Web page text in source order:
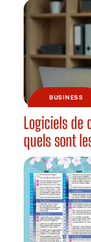
BUSINESS
Logiciels de
quels sont